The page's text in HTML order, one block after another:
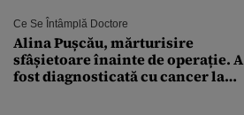
Ce Se Întâmplă Doctore
Alina Pușcău, mărturisire
sfâșietoare înainte de operație. A
fost diagnosticată cu cancer la